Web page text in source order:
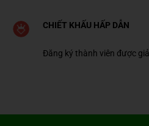
CHIẾT KHẤU HẤP DẪN
Đăng ký thành viên được